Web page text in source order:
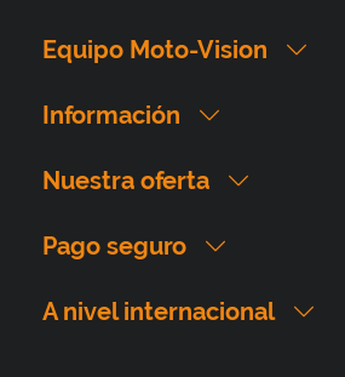
Equipo Moto-Vision
Información
Nuestra oferta
Pago seguro
A nivel internacional